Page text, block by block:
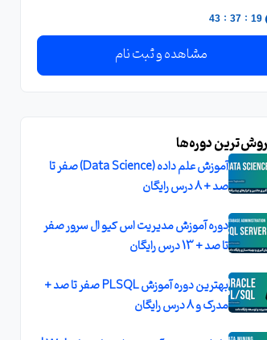
19
:
37
:
41
مشاهده و ثبت نام
دوره‌ها
آموزش علم داده (Data Science) صفر تا
صد + 8 درس رایگان
دوره آموزش مدیریت اس کیو ال سرور صفر
تا صد + 13 درس رایگان
بهترین دوره آموزش PLSQL صفر تا صد +
مدرک و 8 درس رایگان